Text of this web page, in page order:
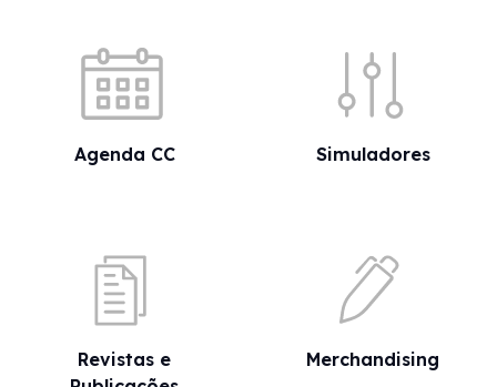
Agenda CC Simuladores
Revistas e
Merchandising